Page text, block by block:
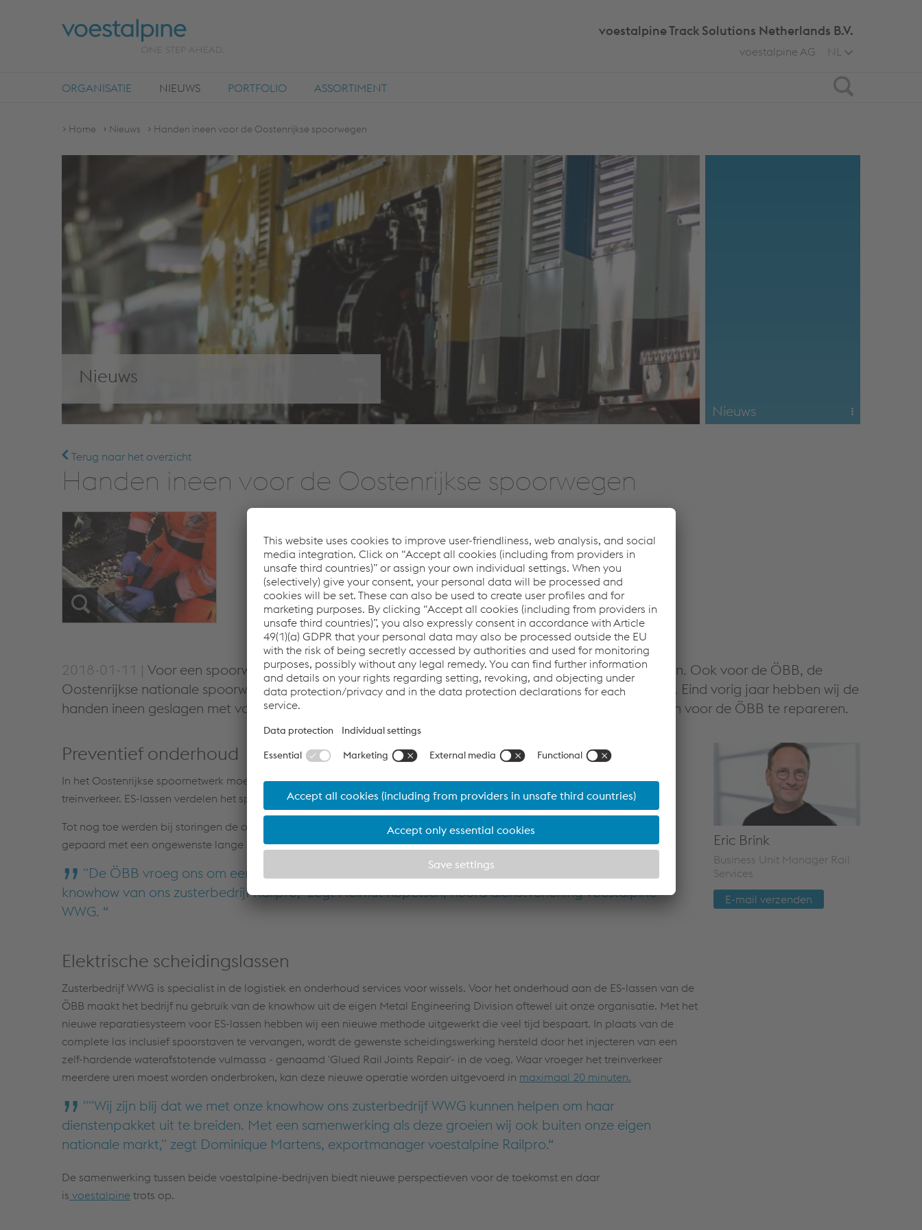
Search
voestalpine Track Solutions Netherlands B.V.
NL
voestalpine AG
ORGANISATIE NIEUWS PORTFOLIO ASSORTIMENT
Home Nieuws Handen ineen voor de Oostenrijkse spoorwegen
Nieuws
Nieuws
Terug naar het overzicht
Handen ineen voor de Oostenrijkse spoorwegen
2018-01-11 | Voor een spoorwegexploitant is beschikbaarheid van het netwerk prioriteit nummer één. Ook voor de ÖBB, de
Oostenrijkse nationale spoorwegmaatschappij, zijn tijdige onderhoudsbeurten daarom noodzakelijk. Eind vorig jaar hebben wij de
handen ineen geslagen met voestalpine Weichenwerk Wörth GmbH (WWG) om Oostenrijkse ES-lassen voor de ÖBB te repareren.
Preventief onderhoud
In het Oostenrijkse spoornetwerk moeten 40 ES-lassen worden vernieuwd, want die zijn van groot belang voor een veilig
treinverkeer. ES-lassen verdelen het spoor in baansecties om zo de positie van de trein te detecteren.
Tot nog toe werden bij storingen de oude ES-lassen meteen vervangen. Deze onderhoudswerkzaamheden gingen vaak
gepaard met een ongewenste lange buitendienststelling van het spoor. Dat kon beter.
"De ÖBB vroeg ons om een efficiëntere oplossing te vinden en die hebben we gevonden in de
knowhow van ons zusterbedrijf Railpro," zegt Helmut Kopetsch, hoofd dienstverlening voestalpine
WWG.
Elektrische scheidingslassen
Zusterbedrijf WWG is specialist in de logistiek en onderhoud services voor wissels. Voor het onderhoud aan de ES-lassen van de
ÖBB maakt het bedrijf nu gebruik van de knowhow uit de eigen Metal Engineering Division oftewel uit onze organisatie. Met het
nieuwe reparatiesysteem voor ES-lassen hebben wij een nieuwe methode uitgewerkt die veel tijd bespaart. In plaats van de
complete las inclusief spoorstaven te vervangen, wordt de gewenste scheidingswerking hersteld door het injecteren van een
zelf-hardende waterafstotende vulmassa - genaamd 'Glued Rail Joints Repair'- in de voeg. Waar vroeger het treinverkeer
meerdere uren moest worden onderbroken, kan deze nieuwe operatie worden uitgevoerd in maximaal 20 minuten.
""Wij zijn blij dat we met onze knowhow ons zusterbedrijf WWG kunnen helpen om haar
dienstenpakket uit te breiden. Met een samenwerking als deze groeien wij ook buiten onze eigen
nationale markt," zegt Dominique Martens, exportmanager voestalpine Railpro.
De samenwerking tussen beide voestalpine-bedrijven biedt nieuwe perspectieven voor de toekomst en daar
is voestalpine trots op.
Eric Brink
Business Unit Manager Rail
Services
E-mail verzenden